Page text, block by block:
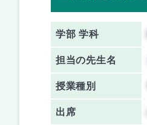
学部 学科
担当の先生名
授業種別
出席